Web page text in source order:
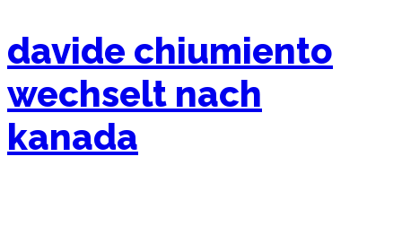
davide chiumiento
wechselt nach
kanada